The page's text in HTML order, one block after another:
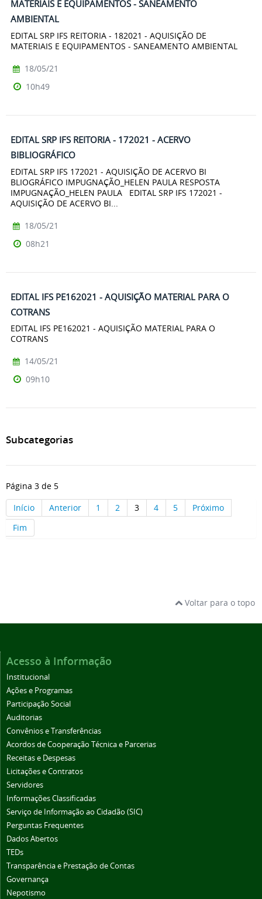
MATERIAIS E EQUIPAMENTOS - SANEAMENTO
AMBIENTAL
EDITAL SRP IFS REITORIA - 182021 - AQUISIÇÃO DE
MATERIAIS E EQUIPAMENTOS - SANEAMENTO AMBIENTAL
18/05/21
10h49
EDITAL SRP IFS REITORIA - 172021 - ACERVO
BIBLIOGRÁFICO
EDITAL SRP IFS 172021 - AQUISIÇÃO DE ACERVO BI
BLIOGRÁFICO IMPUGNAÇÃO_HELEN PAULA RESPOSTA
IMPUGNAÇÃO_HELEN PAULA EDITAL SRP IFS 172021 -
AQUISIÇÃO DE ACERVO BI...
18/05/21
08h21
EDITAL IFS PE162021 - AQUISIÇÃO MATERIAL PARA O
COTRANS
EDITAL IFS PE162021 - AQUISIÇÃO MATERIAL PARA O
COTRANS
14/05/21
09h10
Subcategorias
Página 3 de 5
Início
Anterior 1 2 3 4 5
Próximo
Fim
Voltar para o topo
Acesso à Informação
Institucional
Ações e Programas
Participação Social
Auditorias
Convênios e Transferências
Acordos de Cooperação Técnica e Parcerias
Receitas e Despesas
Licitações e Contratos
Servidores
Informações Classificadas
Serviço de Informação ao Cidadão (SIC)
Perguntas Frequentes
Dados Abertos
TEDs
Transparência e Prestação de Contas
Governança
Nepotismo